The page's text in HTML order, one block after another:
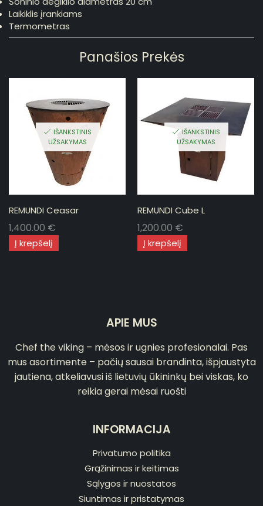
Laikiklis įrankiams
Termometras
Panašios Prekės
IŠANKSTINIS
UŽSAKYMAS
REMUNDI Ceasar
1,400.00 €
Į krepšelį
IŠANKSTINIS
UŽSAKYMAS
REMUNDI Cube L
1,200.00 €
Į krepšelį
APIE MUS
Chef the viking – mėsos ir ugnies profesionalai. Pas
mus asortimente – pačių sausai brandinta, išpjaustyta
jautiena, atkeliavusi iš lietuvių ūkininkų bei viskas, ko
reikia gerai mėsai ruošti
INFORMACIJA
Privatumo politika
Grąžinimas ir keitimas
Sąlygos ir nuostatos
Siuntimas ir pristatymas